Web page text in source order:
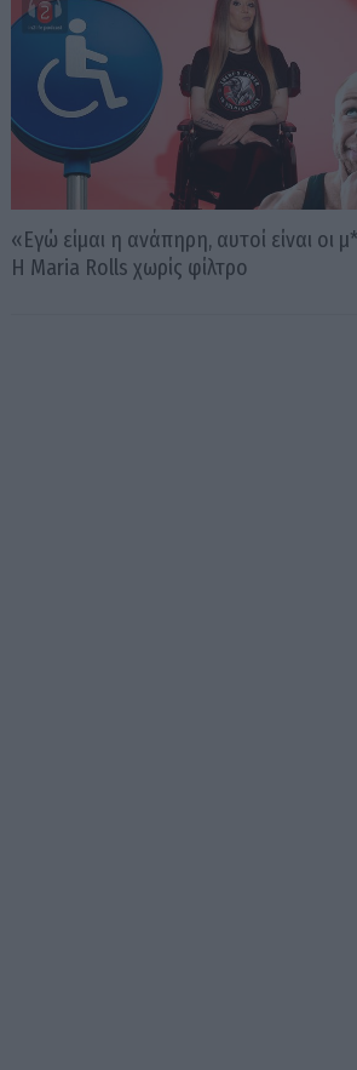
«Εγώ είμαι η ανάπηρη, αυτοί είναι οι
Η Maria Rolls χωρίς φίλτρο